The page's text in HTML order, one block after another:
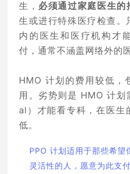
生， 必须通过家庭医生的
生或进行特殊医疗检查。
内的医生和医疗机构才
付，通常不涵盖网络外的
HMO 计划的费用较低，
用。劣势则是 HMO 计
al）才能看专科，在医生
低。
PPO 计划适用于那些希望
灵活性的人，愿意为此支